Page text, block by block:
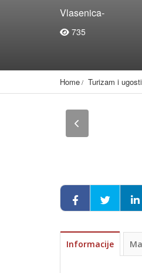
Vlasenica-
735
Home Turizam i
Informacije